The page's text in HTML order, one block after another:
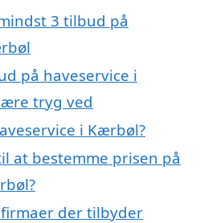
3 tilbud på
på haveservice i
tryg ved
i Kærbøl?
at bestemme prisen på
der tilbyder